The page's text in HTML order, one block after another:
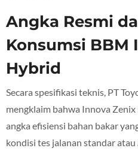
Angka Resmi
Konsumsi BBM
Hybrid
Secara spesifikasi teknis, PT
mengklaim bahwa Innova
angka efisiensi bahan bakar
kondisi tes jalanan standar atau